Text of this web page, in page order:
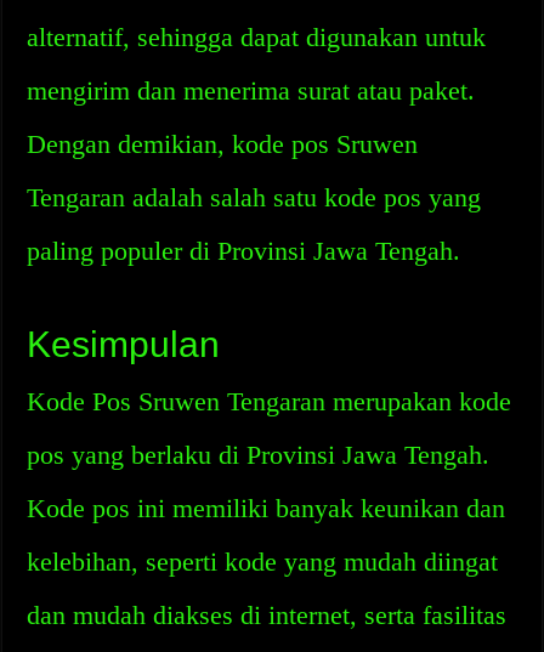
alternatif, sehingga dapat digunakan untuk
mengirim dan menerima surat atau paket.
Dengan demikian, kode pos Sruwen
Tengaran adalah salah satu kode pos yang
paling populer di Provinsi Jawa Tengah.
Kesimpulan
Kode Pos Sruwen Tengaran merupakan kode
pos yang berlaku di Provinsi Jawa Tengah.
Kode pos ini memiliki banyak keunikan dan
kelebihan, seperti kode yang mudah diingat
dan mudah diakses di internet, serta fasilitas